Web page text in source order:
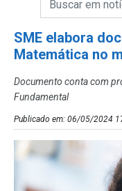
SME elabora
Matemática no
Documento conta com
Fundamental
Publicado em: 06/05/2024